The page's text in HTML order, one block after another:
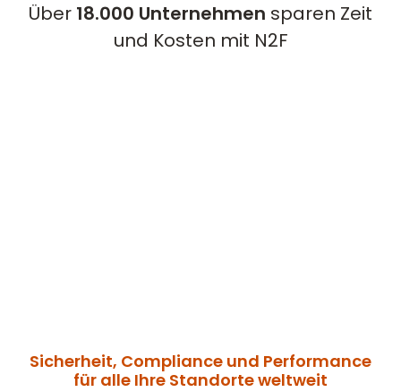
Über 18.000 Unternehmen sparen Zeit
und Kosten mit N2F
Sicherheit, Compliance und Performance
für alle Ihre Standorte weltweit